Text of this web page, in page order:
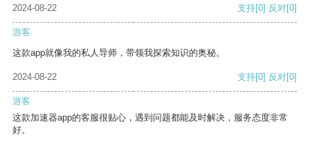
2024-08-22
支持[0] 反对[0]
游客
这款app就像我的私人导师，带领我探索知识的奥秘。
2024-08-22 支持[0] 反对[0]
游客
这款加速器app的客服很贴心，遇到问题都能及时解决，服务态度非常
好。